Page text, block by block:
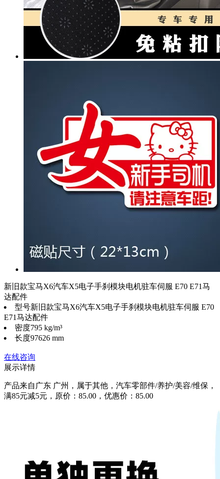
新旧款宝马X6汽车X5电子手刹模块电机驻车伺服 E70 E71马
达配件
型号新旧款宝马X6汽车X5电子手刹模块电机驻车伺服 E70
E71马达配件
密度795 kg/m³
长度97626 mm
在线咨询
展示详情
产品来自广东 广州，属于其他，汽车零部件/养护/美容/维保，
满85元减5元，原价：85.00，优惠价：85.00